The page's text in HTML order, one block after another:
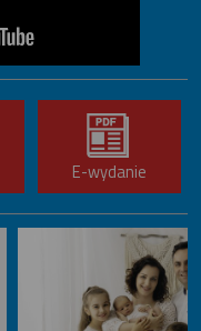
E-wydanie